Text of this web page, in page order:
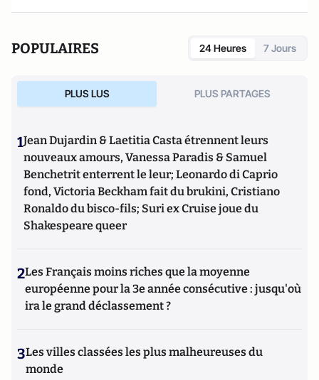
POPULAIRES 24 Heures 7 Jours
PLUS LUS PLUS PARTAGES
1Jean Dujardin & Laetitia Casta étrennent leurs
nouveaux amours, Vanessa Paradis & Samuel
Benchetrit enterrent le leur; Leonardo di Caprio
fond, Victoria Beckham fait du brukini, Cristiano
Ronaldo du bisco-fils; Suri ex Cruise joue du
Shakespeare queer
2Les Français moins riches que la moyenne
européenne pour la 3e année consécutive : jusqu'où
ira le grand déclassement ?
3Les villes classées les plus malheureuses du
monde